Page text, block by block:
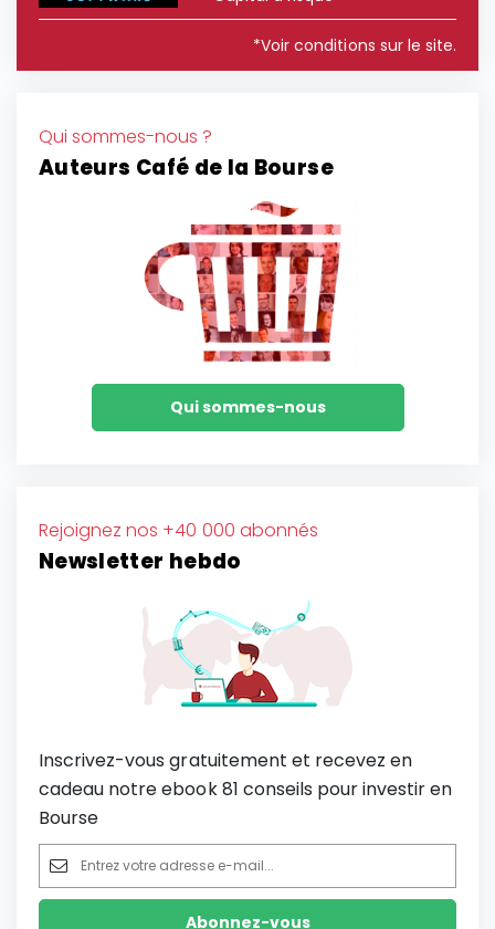
*Voir conditions sur le site.
Qui sommes-nous ?
Auteurs Café de la Bourse
Qui sommes-nous
Rejoignez nos +40 000 abonnés
Newsletter hebdo
Inscrivez-vous gratuitement et recevez en
cadeau notre ebook 81 conseils pour investir en
Bourse